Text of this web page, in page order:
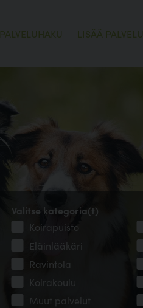
PALVELUHAKU LISÄÄ PALVELU
Valitse kategoria(t)
Koirapuisto
Eläinlääkäri
Ravintola
Koirakoulu
Muut palvelut